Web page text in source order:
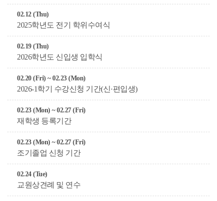
02.12 (Thu)
2025학년도 전기 학위수여식
02.19 (Thu)
2026학년도 신입생 입학식
02.20 (Fri) ~ 02.23 (Mon)
2026-1학기 수강신청 기간(신·편입생)
02.23 (Mon) ~ 02.27 (Fri)
재학생 등록기간
02.23 (Mon) ~ 02.27 (Fri)
조기졸업 신청 기간
02.24 (Tue)
교원상견례 및 연수